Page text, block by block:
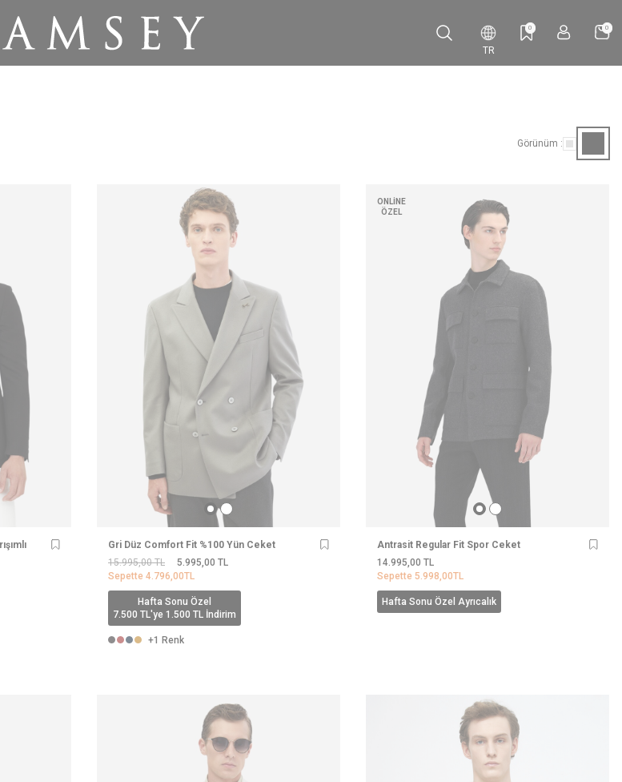
TR
0 0
Görünüm :
Gri Düz Comfort Fit %100 Yün Ceket
15.995,00TL 5.995,00 TL
Sepette 4.796,00TL
Hafta Sonu Özel
7.500 TL'ye 1.500 TL İndirim
+1 Renk
ONLINE
ÖZEL
Antrasit Regular Fit Spor Ceket
14.995,00 TL
Sepette 5.998,00TL
Hafta Sonu Özel Ayrıcalık